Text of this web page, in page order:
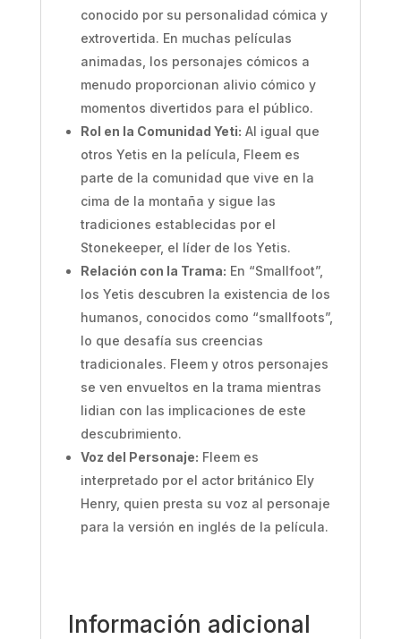
conocido por su personalidad cómica y
extrovertida. En muchas películas
animadas, los personajes cómicos a
menudo proporcionan alivio cómico y
momentos divertidos para el público.
Rol en la Comunidad Yeti: Al igual que
otros Yetis en la película, Fleem es
parte de la comunidad que vive en la
cima de la montaña y sigue las
tradiciones establecidas por el
Stonekeeper, el líder de los Yetis.
Relación con la Trama: En “Smallfoot”,
los Yetis descubren la existencia de los
humanos, conocidos como “smallfoots”,
lo que desafía sus creencias
tradicionales. Fleem y otros personajes
se ven envueltos en la trama mientras
lidian con las implicaciones de este
descubrimiento.
Voz del Personaje: Fleem es
interpretado por el actor británico Ely
Henry, quien presta su voz al personaje
para la versión en inglés de la película.
Información adicional